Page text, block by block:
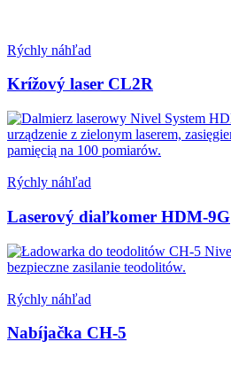
Rýchly náhľad
Krížový laser CL2R
Rýchly náhľad
Laserový diaľkomer HDM-9G
Rýchly náhľad
Nabíjačka CH-5